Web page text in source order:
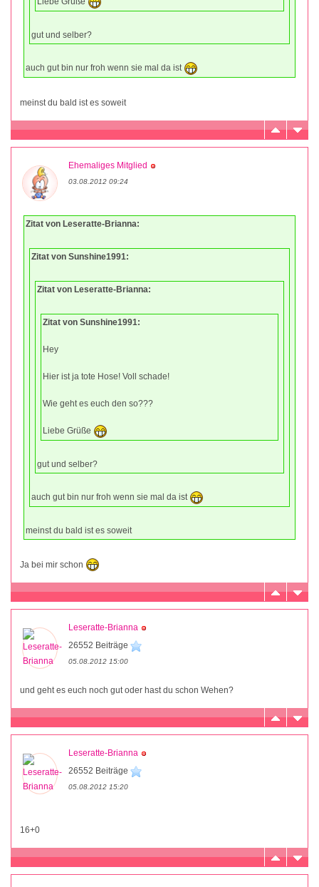
gut und selber?
auch gut bin nur froh wenn sie mal da ist
meinst du bald ist es soweit
Ehemaliges Mitglied
03.08.2012 09:24
Zitat von Leseratte-Brianna:
Zitat von Sunshine1991:
Zitat von Leseratte-Brianna:
Zitat von Sunshine1991:
Hey
Hier ist ja tote Hose! Voll schade!
Wie geht es euch den so???
Liebe Grüße
gut und selber?
auch gut bin nur froh wenn sie mal da ist
meinst du bald ist es soweit
Ja bei mir schon
Leseratte-Brianna
26552 Beiträge
05.08.2012 15:00
und geht es euch noch gut oder hast du schon Wehen?
Leseratte-Brianna
26552 Beiträge
05.08.2012 15:20
16+0